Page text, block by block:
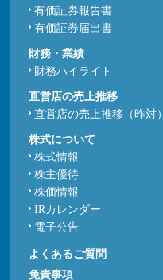
有価証券報告書
有価証券届出書
財務・業績
財務ハイライト
直営店の売上推移
直営店の売上推移（昨対）
株式について
株式情報
株主優待
株価情報
IRカレンダー
電子公告
よくあるご質問
免責事項